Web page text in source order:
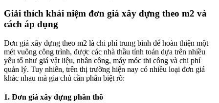
Giải thích khái niệm đơn giá xây dựng theo m2 và
cách áp dụng
Đơn giá xây dựng theo m2 là chi phí trung bình để hoàn thiện một
mét vuông công trình, được các nhà thầu tính toán dựa trên nhiều
yếu tố như giá vật liệu, nhân công, máy móc thi công và chi phí
quản lý. Tuy nhiên, trên thị trường hiện nay có nhiều loại đơn giá
khác nhau mà gia chủ cần phân biệt rõ:
1. Đơn giá xây dựng phần thô